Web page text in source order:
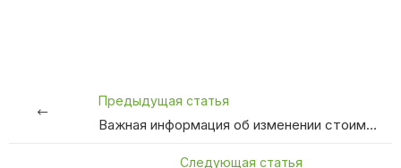
Предыдущая статья
Важная информация об изменении стоимости мягкой мебели
Следующая статья